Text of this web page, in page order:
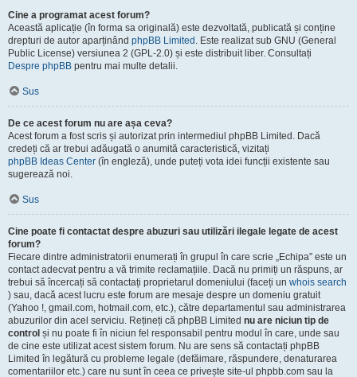
Cine a programat acest forum?
Această aplicație (în forma sa originală) este dezvoltată, publicată și conține
drepturi de autor aparținând phpBB Limited . Este realizat sub GNU (General
Public License) versiunea 2 (GPL-2.0) și este distribuit liber. Consultați
Despre phpBB pentru mai multe detalii.
Sus
De ce acest forum nu are așa ceva?
Acest forum a fost scris și autorizat prin intermediul phpBB Limited. Dacă
credeți că ar trebui adăugată o anumită caracteristică, vizitați
phpBB Ideas Center (în engleză), unde puteți vota idei funcții existente sau
sugerează noi.
Sus
Cine poate fi contactat despre abuzuri sau utilizări ilegale legate de acest
forum?
Fiecare dintre administratorii enumerați în grupul în care scrie „Echipa” este un
contact adecvat pentru a vă trimite reclamațiile. Dacă nu primiți un răspuns, ar
trebui să încercați să contactați proprietarul domeniului (faceți un whois search
) sau, dacă acest lucru este forum are mesaje despre un domeniu gratuit
(Yahoo !, gmail.com, hotmail.com, etc.), către departamentul sau administrarea
abuzurilor din acel serviciu. Rețineți că phpBB Limited nu are niciun tip de
control și nu poate fi în niciun fel responsabil pentru modul în care, unde sau
de cine este utilizat acest sistem forum. Nu are sens să contactați phpBB
Limited în legătură cu probleme legale (defăimare, răspundere, denaturarea
comentariilor etc.) care nu sunt în ceea ce privește site-ul phpbb.com sau la